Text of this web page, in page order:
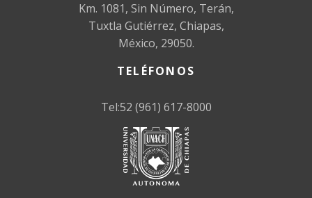
Km. 1081, Sin Número, Terán,
Tuxtla Gutiérrez, Chiapas,
México, 29050.
TELÉFONOS
Tel:52 (961) 617-8000